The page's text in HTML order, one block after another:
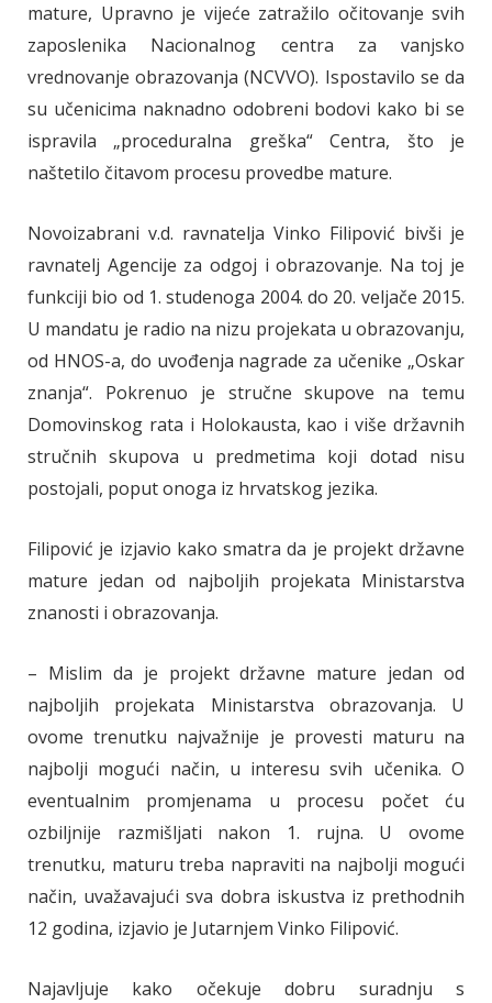
mature, Upravno je vijeće zatražilo očitovanje svih
zaposlenika Nacionalnog centra za vanjsko
vrednovanje obrazovanja (NCVVO). Ispostavilo se da
su učenicima naknadno odobreni bodovi kako bi se
ispravila „proceduralna greška“ Centra, što je
naštetilo čitavom procesu provedbe mature.
Novoizabrani v.d. ravnatelja Vinko Filipović bivši je
ravnatelj Agencije za odgoj i obrazovanje. Na toj je
funkciji bio od 1. studenoga 2004. do 20. veljače 2015.
U mandatu je radio na nizu projekata u obrazovanju,
od HNOS-a, do uvođenja nagrade za učenike „Oskar
znanja“. Pokrenuo je stručne skupove na temu
Domovinskog rata i Holokausta, kao i više državnih
stručnih skupova u predmetima koji dotad nisu
postojali, poput onoga iz hrvatskog jezika.
Filipović je izjavio kako smatra da je projekt državne
mature jedan od najboljih projekata Ministarstva
znanosti i obrazovanja.
– Mislim da je projekt državne mature jedan od
najboljih projekata Ministarstva obrazovanja. U
ovome trenutku najvažnije je provesti maturu na
najbolji mogući način, u interesu svih učenika. O
eventualnim promjenama u procesu počet ću
ozbiljnije razmišljati nakon 1. rujna. U ovome
trenutku, maturu treba napraviti na najbolji mogući
način, uvažavajući sva dobra iskustva iz prethodnih
12 godina, izjavio je Jutarnjem Vinko Filipović.
Najavljuje kako očekuje dobru suradnju s